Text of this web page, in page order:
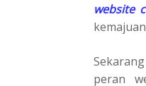
website
peran